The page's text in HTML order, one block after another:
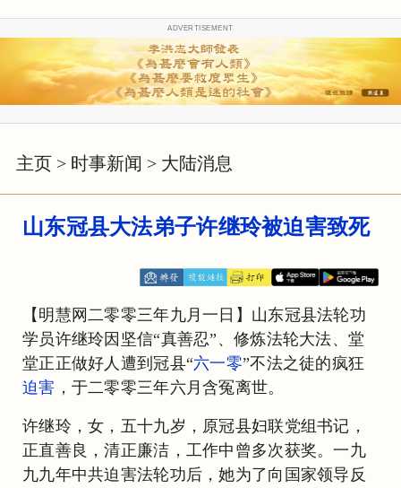
ADVERTISEMENT
主页 > 时事新闻 > 大陆消息
山东冠县大法弟子许继玲被迫害致死
【明慧网二零零三年九月一日】山东冠县法轮功
学员许继玲因坚信“真善忍”、修炼法轮大法、堂
堂正正做好人遭到冠县“六一零”不法之徒的疯狂
迫害 ，于二零零三年六月含冤离世。
许继玲，女，五十九岁，原冠县妇联党组书记，
正直善良，清正廉洁，工作中曾多次获奖。一九
九九年中共迫害法轮功后，她为了向国家领导反